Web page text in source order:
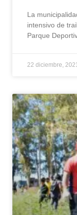
La
intensivo de
Parque
22 diciembre,